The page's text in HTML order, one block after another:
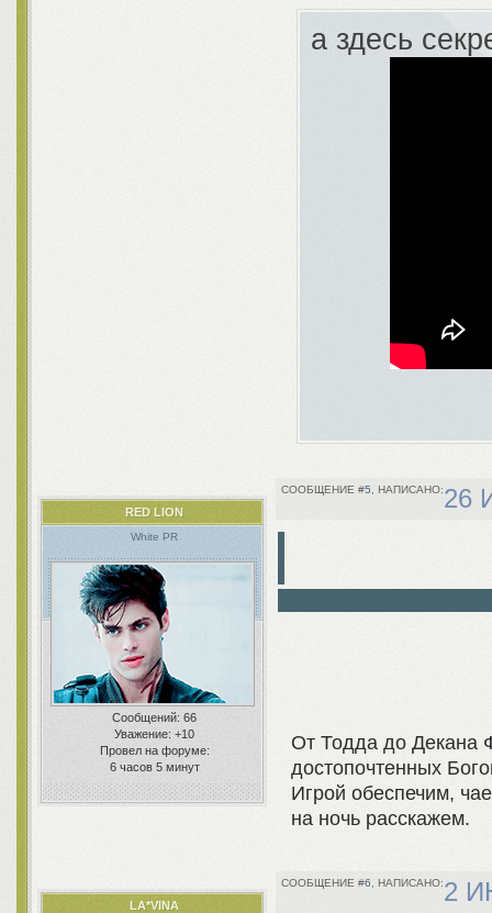
а здесь
5 26
RED LION
White PR
Сообщений: 66
Уважение: +10
Провел на форуме:
6 часов 5 минут
От Тодда до Декана
достопочтенных
Игрой обеспечим,
на ночь расскажем.
6 2
LA*VINA